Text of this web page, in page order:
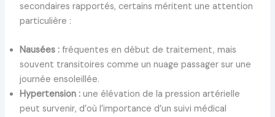
secondaires rapportés, certains méritent une attention
particulière :
Nausées :fréquentes en début de traitement, mais
souvent transitoires comme un nuage passager sur une
journée ensoleillée.
Hypertension :une élévation de la pression artérielle
peut survenir, d’où l’importance d’un suivi médical